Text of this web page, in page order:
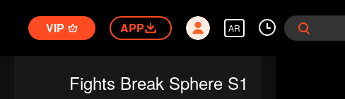
AR
APP
VIP
Fights Break Sphere S1